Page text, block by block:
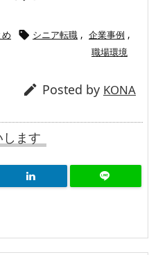
 シニア転職 , 企業事例 ,
職場環境
 Posted by KONA
ます